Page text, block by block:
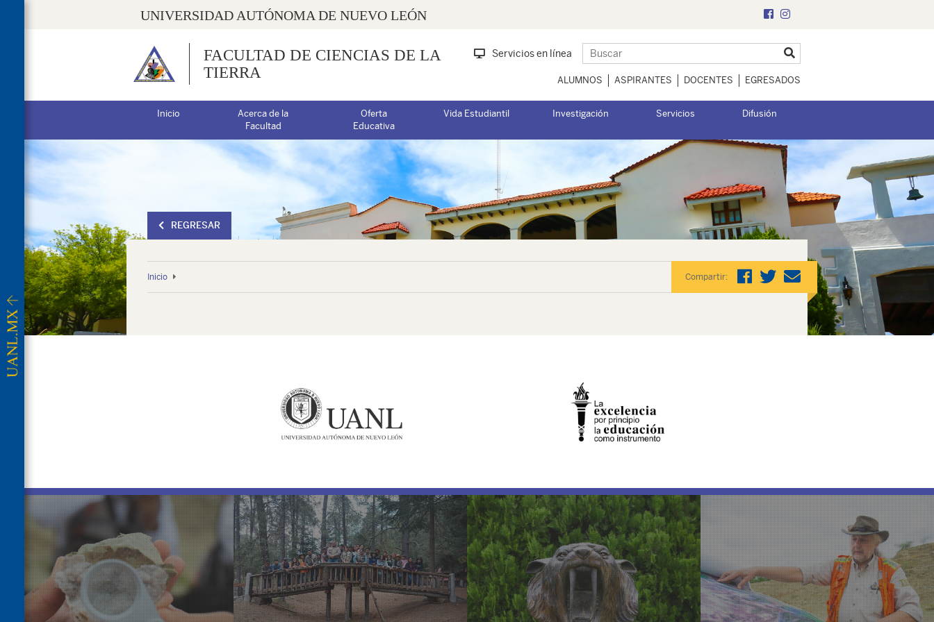
UNIVERSIDAD AUTÓNOMA DE NUEVO LEÓN
FACULTAD DE CIENCIAS DE LA
TIERRA
Servicios en línea
ALUMNOS ASPIRANTES DOCENTES EGRESADOS
Inicio
Acerca de la
Facultad
Oferta
Educativa
Vida Estudiantil Investigación Servicios Difusión
REGRESAR
Inicio Compartir: